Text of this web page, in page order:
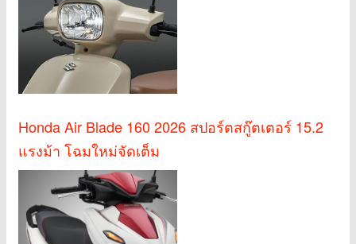
Honda Air Blade 160 2026 สปอร์ตสกู๊ตเตอร์ 15.2
แรงม้า โฉมใหม่จัดเต็ม